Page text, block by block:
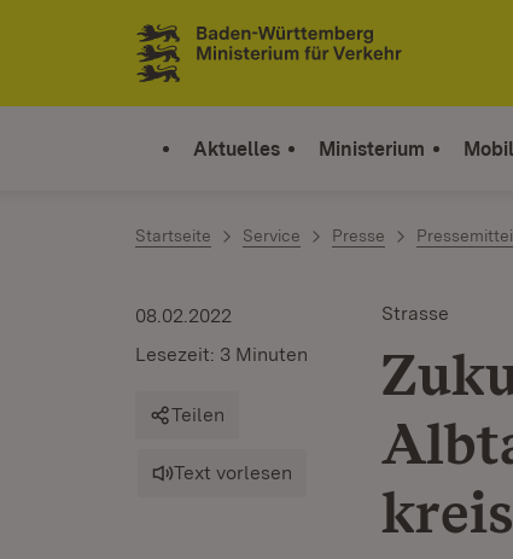
Zum Inhalt springen
Link zur Startseite
Aktuelles Ministerium
Startseite Service Presse
Strasse
08.02.2022
Lesezeit: 3 Minuten
Teilen
Text vorlesen